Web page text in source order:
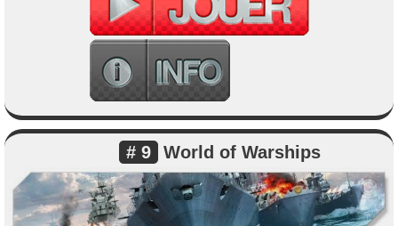
# 9 World of Warships